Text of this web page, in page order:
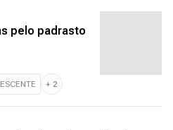
pelo padrasto
+ 2